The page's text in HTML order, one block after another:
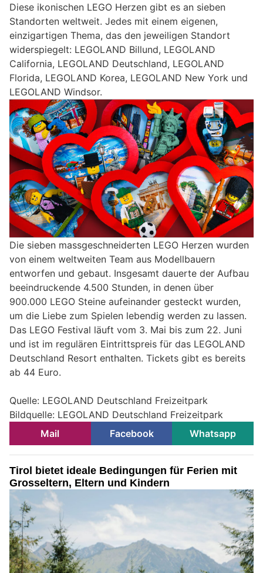
Diese ikonischen LEGO Herzen gibt es an sieben
Standorten weltweit. Jedes mit einem eigenen,
einzigartigen Thema, das den jeweiligen Standort
widerspiegelt: LEGOLAND Billund, LEGOLAND
California, LEGOLAND Deutschland, LEGOLAND
Florida, LEGOLAND Korea, LEGOLAND New York und
LEGOLAND Windsor.
Die sieben massgeschneiderten LEGO Herzen wurden
von einem weltweiten Team aus Modellbauern
entworfen und gebaut. Insgesamt dauerte der Aufbau
beeindruckende 4.500 Stunden, in denen über
900.000 LEGO Steine aufeinander gesteckt wurden,
um die Liebe zum Spielen lebendig werden zu lassen.
Das LEGO Festival läuft vom 3. Mai bis zum 22. Juni
und ist im regulären Eintrittspreis für das LEGOLAND
Deutschland Resort enthalten. Tickets gibt es bereits
ab 44 Euro.
Quelle: LEGOLAND Deutschland Freizeitpark
Bildquelle: LEGOLAND Deutschland Freizeitpark
Mail
Facebook Whatsapp
Tirol bietet ideale Bedingungen für Ferien mit
Grosseltern, Eltern und Kindern